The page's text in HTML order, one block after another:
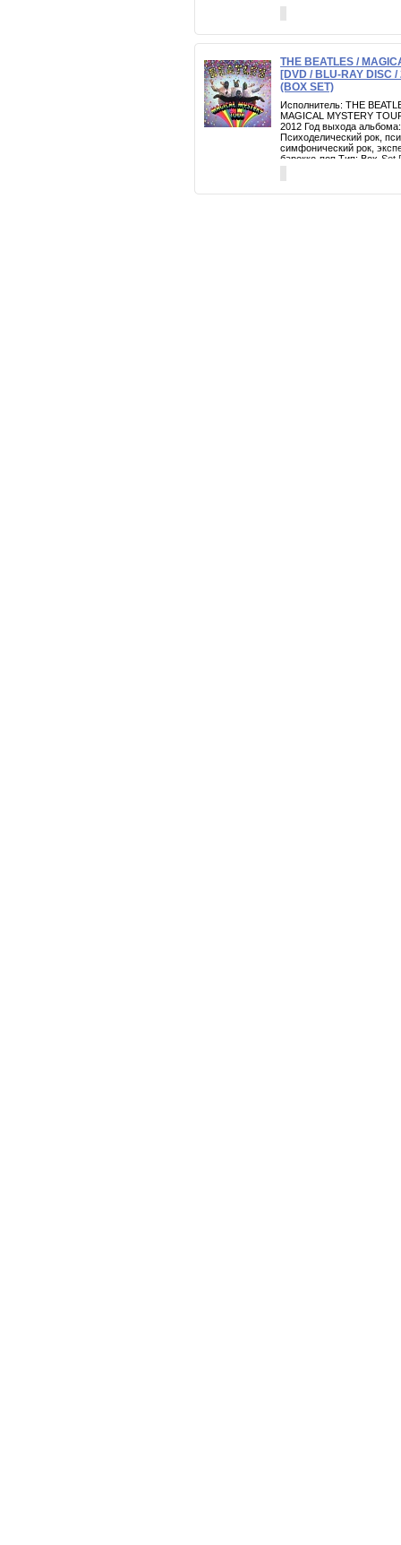
THE BEATLES /
[DVD / BLU-RAY DISC
(BOX SET)
Исполнитель: THE
MAGICAL MYSTERY
2012 Год выхода
Психоделический рок,
симфонический рок,
барокко-поп Тип: Box-Set
45rpm 7" VINYL EPs